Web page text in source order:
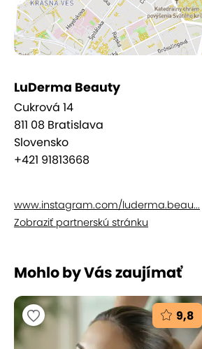
LuDerma Beauty
Cukrová 14
811 08 Bratislava
Slovensko
+421 91813668
www.instagram.com/luderma.beau...
Zobraziť partnerskú stránku
Mohlo by Vás zaujímať
9,8